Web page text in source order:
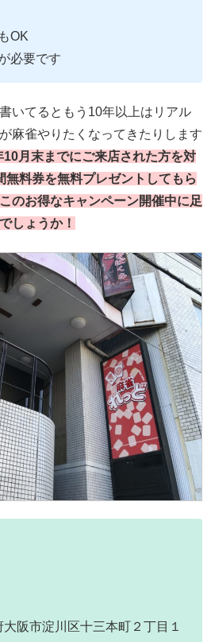
OK
必要です
いてるともう10年以上はリアル
麻雀やりたくなってきたりします
10月末までにご来店された方を対
無料券を無料プレゼントしてもら
のお得なキャンペーン開催中に足
しょうか！
阪市淀川区十三本町２丁目１